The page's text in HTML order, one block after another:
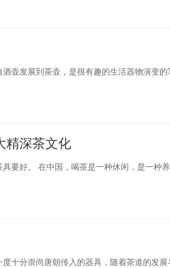
发展到茶壶，是很有趣的生活器物演变
精深茶文化
要好。 在中国，喝茶是一种休闲，是一
分崇尚唐朝传入的器具，随着茶道的发